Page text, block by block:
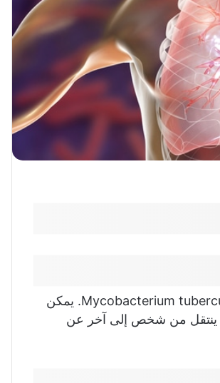
هو مرض معدٍ يسببه جرثومة معروفة باسم Mycobacterium tuberculosis. يمكن
ينتقل من شخص إلى آخر عن